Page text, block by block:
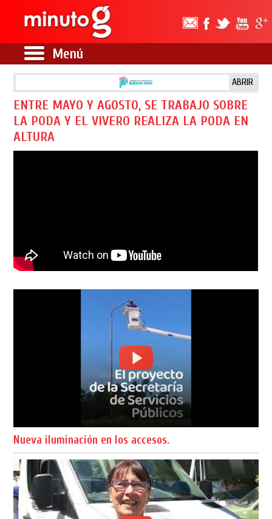
Menú
ABRIR
ENTRE MAYO Y AGOSTO, SE TRABAJO SOBRE
LA PODA Y EL VIVERO REALIZA LA PODA EN
ALTURA
Nueva iluminación en los accesos.